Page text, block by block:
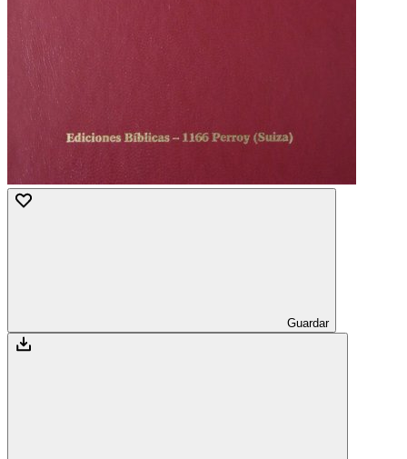
Guardar